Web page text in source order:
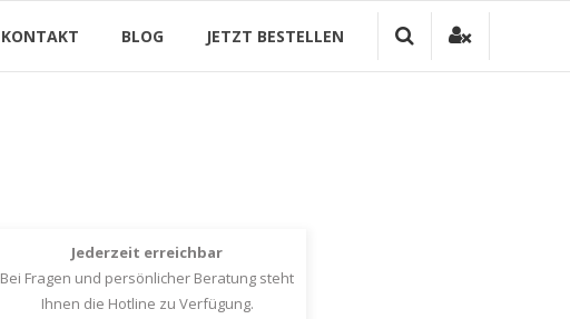
KONTAKT BLOG JETZT BESTELLEN
Jederzeit erreichbar
Bei Fragen und persönlicher Beratung steht
Ihnen die Hotline zu Verfügung.